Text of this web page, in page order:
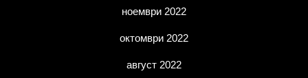
ноември 2022
октомври 2022
август 2022